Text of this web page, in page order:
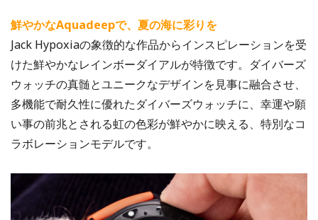
鮮やかなAquadeepで、夏の海に彩りを
Jack Hypoxiaの象徴的な作品からインスピレーションを受
けた鮮やかなレインボーダイアルが特徴です。ダイバーズ
ウォッチの真髄とユニークなデザインを見事に融合させ、
多機能で耐久性に優れたダイバーズウォッチに、幸運や願
い事の前兆とされる虹の色彩が鮮やかに映える、特別なコ
ラボレーションモデルです。